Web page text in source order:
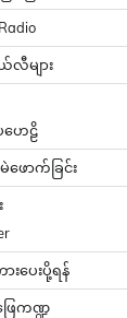
လီများ
ဟေဠိ
ောက်ခြင်း
ပေးပို့ရန်
ေကဏ္ဍ